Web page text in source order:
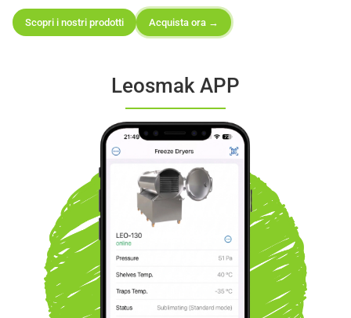
Scopri i nostri prodotti Acquista ora →
Leosmak APP